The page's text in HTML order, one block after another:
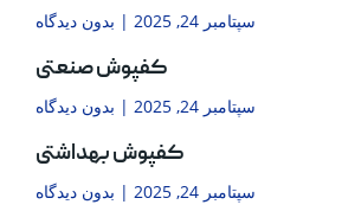
سپتامبر 24, 2025 بدون دیدگاه
کفپوش صنعتی
سپتامبر 24, 2025 بدون دیدگاه
کفپوش بهداشتی
سپتامبر 24, 2025 بدون دیدگاه